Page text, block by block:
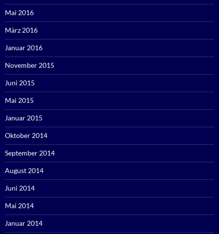
Mai 2016
März 2016
Januar 2016
November 2015
Juni 2015
Mai 2015
Januar 2015
Oktober 2014
September 2014
August 2014
Juni 2014
Mai 2014
Januar 2014